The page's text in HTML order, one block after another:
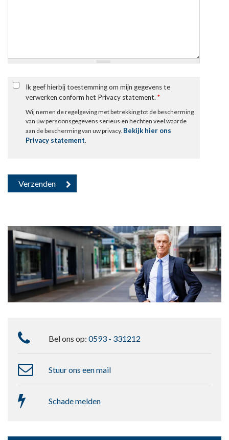
Ik geef hierbij toestemming om mijn gegevens te
verwerken conform het Privacy statement. *
Wij nemen de regelgeving met betrekking tot de bescherming
van uw persoonsgegevens serieus en hechten veel waarde
aan de bescherming van uw privacy. Bekijk hier ons
Privacy statement
Bel ons op: 0593 - 331212
Stuur ons een mail
Schade melden